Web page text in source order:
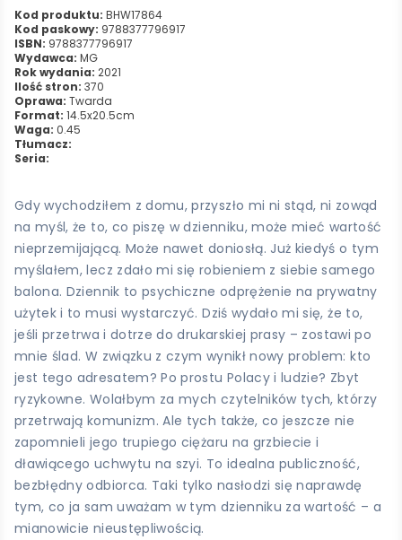
Kod produktu: BHW17864
Kod paskowy: 9788377796917
ISBN: 9788377796917
Wydawca: MG
Rok wydania: 2021
Ilość stron: 370
Oprawa: Twarda
Format: 14.5x20.5cm
Waga: 0.45
Tłumacz:
Seria:
Gdy wychodziłem z domu, przyszło mi ni stąd, ni zowąd
na myśl, że to, co piszę w dzienniku, może mieć wartość
nieprzemijającą. Może nawet doniosłą. Już kiedyś o tym
myślałem, lecz zdało mi się robieniem z siebie samego
balona. Dziennik to psychiczne odprężenie na prywatny
użytek i to musi wystarczyć. Dziś wydało mi się, że to,
jeśli przetrwa i dotrze do drukarskiej prasy – zostawi po
mnie ślad. W związku z czym wynikł nowy problem: kto
jest tego adresatem? Po prostu Polacy i ludzie? Zbyt
ryzykowne. Wolałbym za mych czytelników tych, którzy
przetrwają komunizm. Ale tych także, co jeszcze nie
zapomnieli jego trupiego ciężaru na grzbiecie i
dławiącego uchwytu na szyi. To idealna publiczność,
bezbłędny odbiorca. Taki tylko nasłodzi się naprawdę
tym, co ja sam uważam w tym dzienniku za wartość – a
mianowicie nieustępliwością.